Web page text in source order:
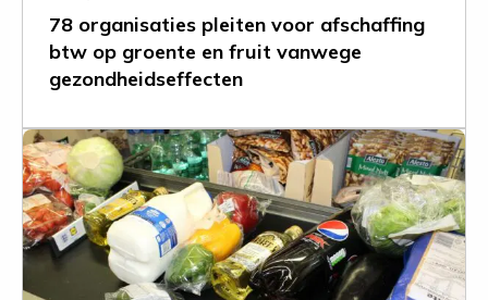
78 organisaties pleiten voor afschaffing
btw op groente en fruit vanwege
gezondheidseffecten
vanwege
gezondheidseffecten
Leer
meer
over
Afschaffing
BTW
voor